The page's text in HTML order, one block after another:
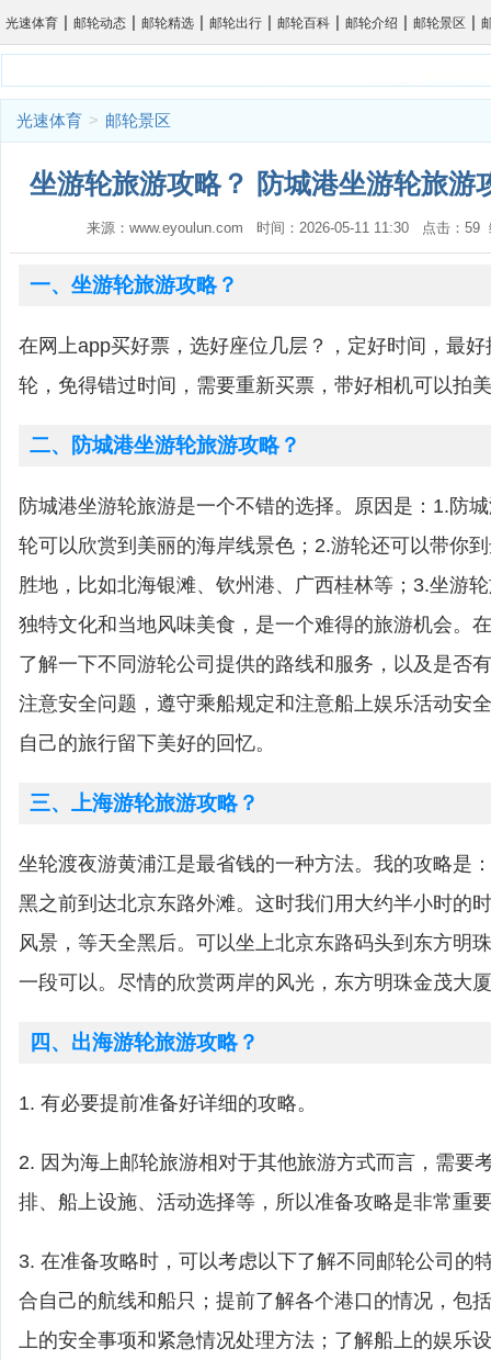
光速体育 | 邮轮动态 | 邮轮精选 | 邮轮出行 | 邮轮百科 | 邮轮介绍 | 邮轮景区 |
光速体育 > 邮轮景区
坐游轮旅游攻略？ 防城港坐游轮旅游
来源：www.eyoulun.com 时间：2026-05-11 11:30 点击：
一、坐游轮旅游攻略？
在网上app买好票，选好座位几层？，定好时间，最
轮，免得错过时间，需要重新买票，带好相机可以拍
二、防城港坐游轮旅游攻略？
防城港坐游轮旅游是一个不错的选择。原因是：1.防
轮可以欣赏到美丽的海岸线景色；2.游轮还可以带你
胜地，比如北海银滩、钦州港、广西桂林等；3.坐游
独特文化和当地风味美食，是一个难得的旅游机会。
了解一下不同游轮公司提供的路线和服务，以及是否
注意安全问题，遵守乘船规定和注意船上娱乐活动安
自己的旅行留下美好的回忆。
三、上海游轮旅游攻略？
坐轮渡夜游黄浦江是最省钱的一种方法。我的攻略是
黑之前到达北京东路外滩。这时我们用大约半小时的
风景，等天全黑后。可以坐上北京东路码头到东方明
一段可以。尽情的欣赏两岸的风光，东方明珠金茂大
四、出海游轮旅游攻略？
1. 有必要提前准备好详细的攻略。
2. 因为海上邮轮旅游相对于其他旅游方式而言，需要
排、船上设施、活动选择等，所以准备攻略是非常重
3. 在准备攻略时，可以考虑以下了解不同邮轮公司的
合自己的航线和船只；提前了解各个港口的情况，包
上的安全事项和紧急情况处理方法；了解船上的娱乐